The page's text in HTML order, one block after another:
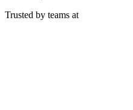
Trusted by teams at